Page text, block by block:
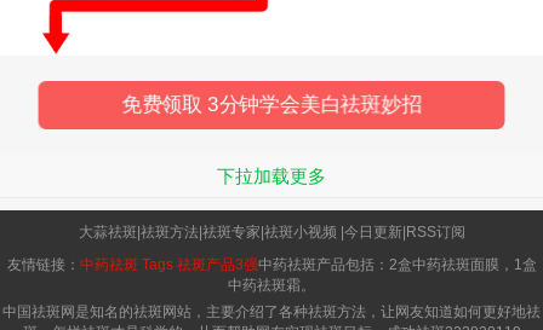
免费领取 3分钟学会美白祛斑妙招
下拉加载更多
大蒜祛斑 祛斑方法 祛斑专家 祛斑小视频 今日更新| RSS订阅
友情链接： 中药祛斑 Tags 祛斑产品3强中药祛斑产品包括：2盒中药祛斑面膜，1盒
中药祛斑霜。
中国祛斑网是知名的祛斑网站，主要介绍了各种祛斑方法，让网友知道如何更好地祛